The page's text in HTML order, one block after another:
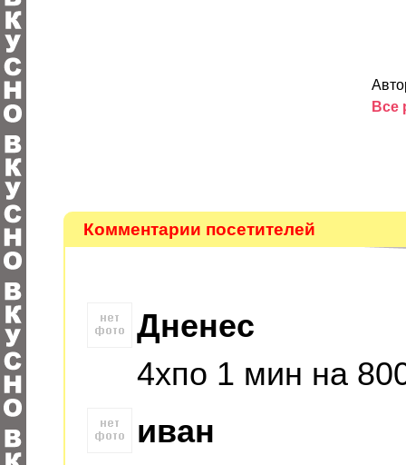
Все
Комментарии посетителей
Дненес
4хпо 1 мин на
иван